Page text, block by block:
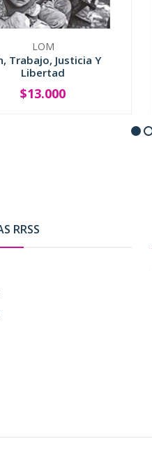
LOM
Trabajo, Justicia Y
Libertad
+
$13.000
RRSS